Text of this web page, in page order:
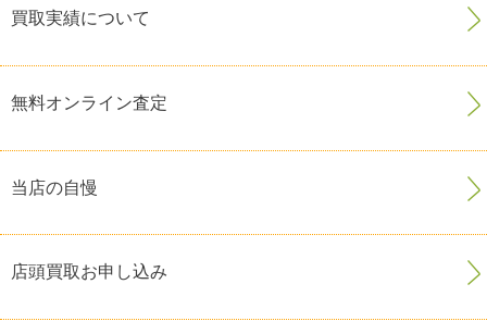
買取実績について
無料オンライン査定
当店の自慢
店頭買取お申し込み